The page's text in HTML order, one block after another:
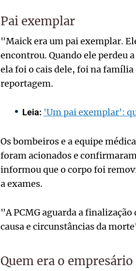
Pai exemplar
"Maick era um pai exemplar.
encontrou. Quando ele perdeu
ela foi o cais dele, foi na
reportagem.
Leia: 'Um pai exemplar':
Os bombeiros e a equipe
foram acionados e
informou que o corpo foi
a exames.
"A PCMG aguarda a
causa e circunstâncias da
Quem era o empresário